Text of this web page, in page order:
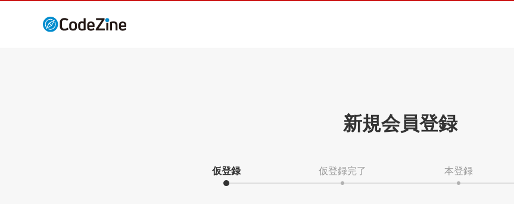
新規会員登録
仮登録 仮登録完了 本登録